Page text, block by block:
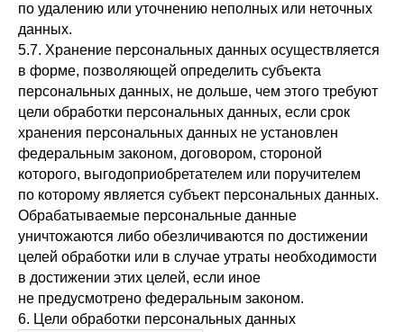
по удалению или уточнению неполных или неточных
данных.
5.7. Хранение персональных данных осуществляется
в форме, позволяющей определить субъекта
персональных данных, не дольше, чем этого требуют
цели обработки персональных данных, если срок
хранения персональных данных не установлен
федеральным законом, договором, стороной
которого, выгодоприобретателем или поручителем
по которому является субъект персональных данных.
Обрабатываемые персональные данные
уничтожаются либо обезличиваются по достижении
целей обработки или в случае утраты необходимости
в достижении этих целей, если иное
не предусмотрено федеральным законом.
6. Цели обработки персональных данных